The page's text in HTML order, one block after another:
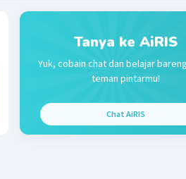
Tanya ke AiRIS
Yuk, cobain chat dan belajar
teman pintarmu!
Chat AiRIS